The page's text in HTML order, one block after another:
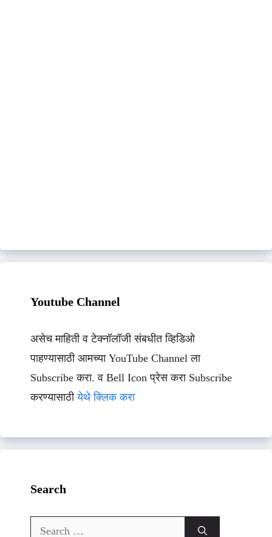
Youtube Channel
असेच माहिती व टेक्नॉलॉजी संबधीत व्हिडिओ
पाहण्यासाठी आमच्या YouTube Channel ला
Subscribe करा. व Bell Icon प्रेस करा Subscribe
करण्यासाठीयेथे क्लिक करा
Search
Search